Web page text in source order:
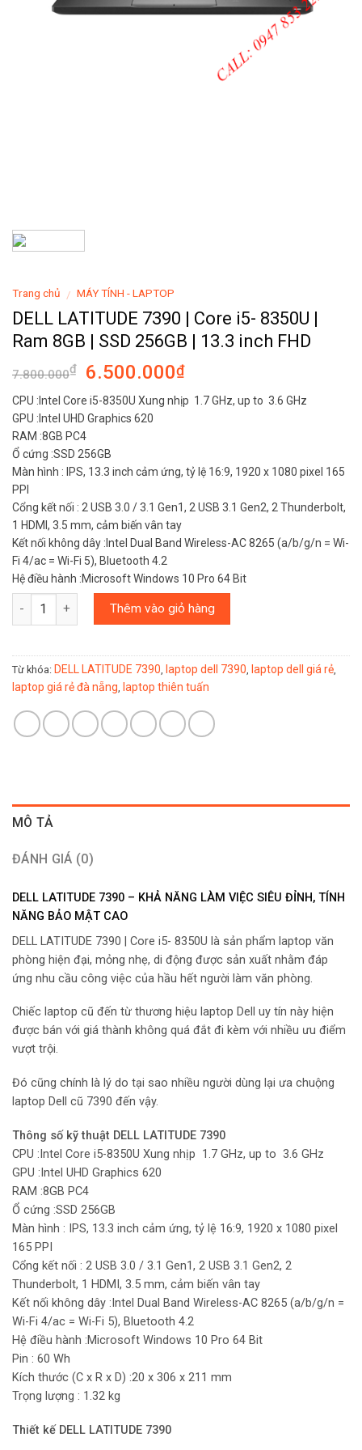
Trang chủ / MÁY TÍNH - LAPTOP
DELL LATITUDE 7390 | Core i5- 8350U |
Ram 8GB | SSD 256GB | 13.3 inch FHD
7.800.000₫ 6.500.000₫
CPU :Intel Core i5-8350U Xung nhịp 1.7 GHz, up to 3.6 GHz
GPU :Intel UHD Graphics 620
RAM :8GB PC4
Ổ cứng :SSD 256GB
Màn hình : IPS, 13.3 inch cảm ứng, tỷ lệ 16:9, 1920 x 1080 pixel 165
PPI
Cổng kết nối : 2 USB 3.0 / 3.1 Gen1, 2 USB 3.1 Gen2, 2 Thunderbolt,
1 HDMI, 3.5 mm, cảm biến vân tay
Kết nối không dây :Intel Dual Band Wireless-AC 8265 (a/b/g/n = Wi-
Fi 4/ac = Wi-Fi 5), Bluetooth 4.2
Hệ điều hành :Microsoft Windows 10 Pro 64 Bit
Số lượng Thêm vào giỏ hàng
Từ khóa: DELL LATITUDE 7390 laptop dell 7390 laptop dell giá rẻ
laptop giá rẻ đà nẵng laptop thiên tuấn
MÔ TẢ
ĐÁNH GIÁ (0)
DELL LATITUDE 7390 – KHẢ NĂNG LÀM VIỆC SIÊU ĐỈNH, TÍNH
NĂNG BẢO MẬT CAO
DELL LATITUDE 7390 | Core i5- 8350U là sản phẩm laptop văn
phòng hiện đại, mỏng nhẹ, di động được sản xuất nhằm đáp
ứng nhu cầu công việc của hầu hết người làm văn phòng.
Chiếc laptop cũ đến từ thương hiệu laptop Dell uy tín này hiện
được bán với giá thành không quá đắt đi kèm với nhiều ưu điểm
vượt trội.
Đó cũng chính là lý do tại sao nhiều người dùng lại ưa chuộng
laptop Dell cũ 7390 đến vậy.
Thông số kỹ thuật DELL LATITUDE 7390
CPU :Intel Core i5-8350U Xung nhịp 1.7 GHz, up to 3.6 GHz
GPU :Intel UHD Graphics 620
RAM :8GB PC4
Ổ cứng :SSD 256GB
Màn hình : IPS, 13.3 inch cảm ứng, tỷ lệ 16:9, 1920 x 1080 pixel
165 PPI
Cổng kết nối : 2 USB 3.0 / 3.1 Gen1, 2 USB 3.1 Gen2, 2
Thunderbolt, 1 HDMI, 3.5 mm, cảm biến vân tay
Kết nối không dây :Intel Dual Band Wireless-AC 8265 (a/b/g/n =
Wi-Fi 4/ac = Wi-Fi 5), Bluetooth 4.2
Hệ điều hành :Microsoft Windows 10 Pro 64 Bit
Pin : 60 Wh
Kích thước (C x R x D) :20 x 306 x 211 mm
Trọng lượng : 1.32 kg
Thiết kế DELL LATITUDE 7390